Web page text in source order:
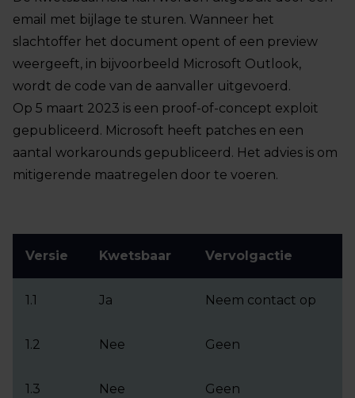
email met bijlage te sturen. Wanneer het
slachtoffer het document opent of een preview
weergeeft, in bijvoorbeeld Microsoft Outlook,
wordt de code van de aanvaller uitgevoerd.
Op 5 maart 2023 is een proof-of-concept exploit
gepubliceerd. Microsoft heeft patches en een
aantal workarounds gepubliceerd. Het advies is om
mitigerende maatregelen door te voeren.
Versie Kwetsbaar Vervolgactie
1.1 Ja Neem contact op
1.2 Nee Geen
1.3 Nee Geen